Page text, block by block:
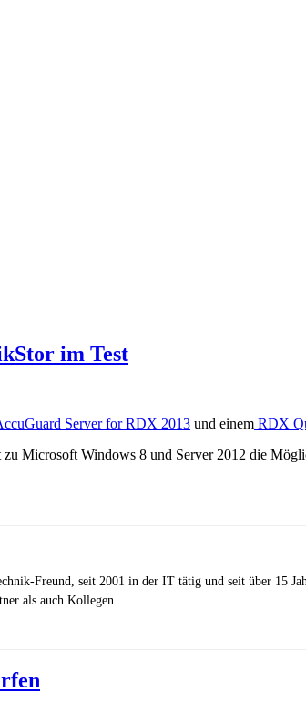
im Test
Server for RDX 2013 und einem RDX
Microsoft Windows 8 und Server 2012 die
Freund, seit 2001 in der IT tätig und seit über 15
als auch Kollegen.